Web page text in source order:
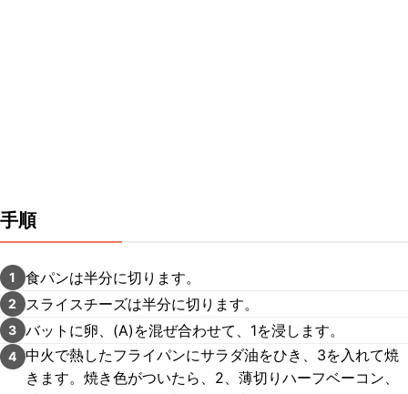
手順
1 食パンは半分に切ります。
2 スライスチーズは半分に切ります。
3 バットに卵、(A)を混ぜ合わせて、1を浸します。
4 中火で熱したフライパンにサラダ油をひき、3を入れて焼
きます。焼き色がついたら、2、薄切りハーフベーコン、